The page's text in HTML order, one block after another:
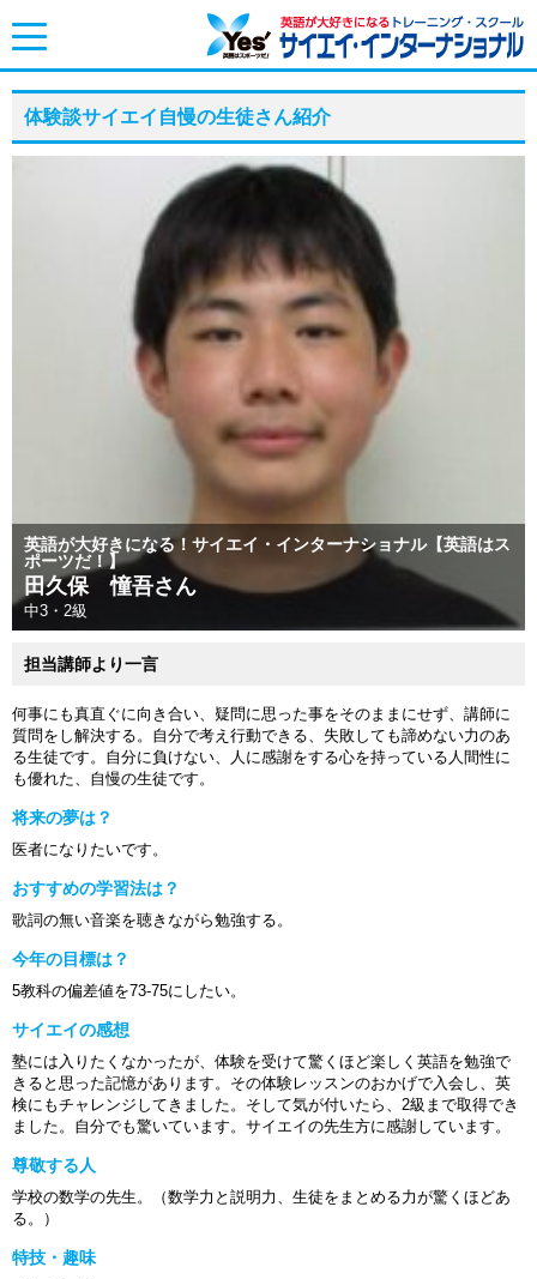
toggle
体験談サイエイ自慢の生徒さん紹介
英語が大好きになる！サイエイ・インターナショナル【英語はス
ポーツだ！】
田久保 憧吾さん
中3・2級
担当講師より一言
何事にも真直ぐに向き合い、疑問に思った事をそのままにせず、講師に
質問をし解決する。自分で考え行動できる、失敗しても諦めない力のあ
る生徒です。自分に負けない、人に感謝をする心を持っている人間性に
も優れた、自慢の生徒です。
将来の夢は？
医者になりたいです。
おすすめの学習法は？
歌詞の無い音楽を聴きながら勉強する。
今年の目標は？
5教科の偏差値を73-75にしたい。
サイエイの感想
塾には入りたくなかったが、体験を受けて驚くほど楽しく英語を勉強で
きると思った記憶があります。その体験レッスンのおかげで入会し、英
検にもチャレンジしてきました。そして気が付いたら、2級まで取得でき
ました。自分でも驚いています。サイエイの先生方に感謝しています。
尊敬する人
学校の数学の先生。（数学力と説明力、生徒をまとめる力が驚くほどあ
る。）
特技・趣味